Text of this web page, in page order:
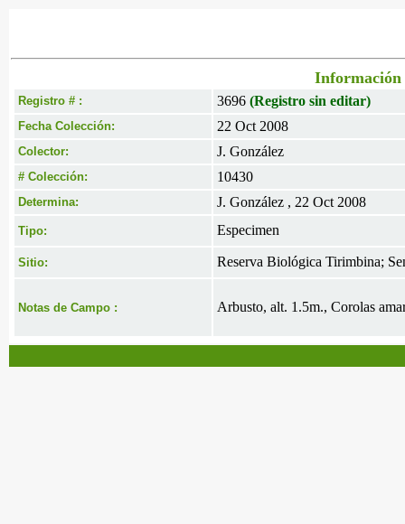
Información
Registro # : 3696 (Registro sin editar)
Fecha Colección: 22 Oct 2008
Colector: J. González
# Colección: 10430
Determina: J. González , 22 Oct 2008
Tipo: Especimen
Sitio: Reserva Biológica Tirimbina;
Notas de Campo : Arbusto, alt. 1.5m., Corolas